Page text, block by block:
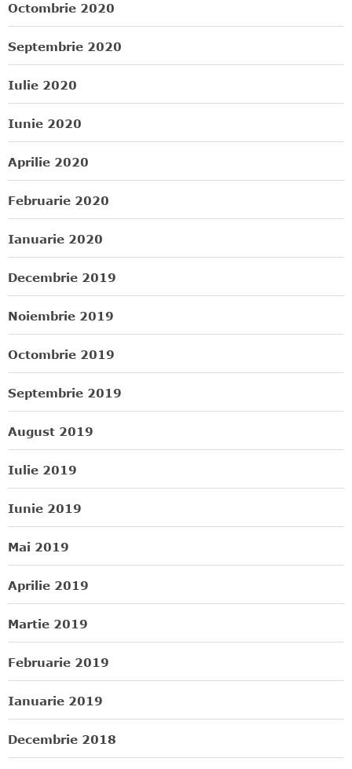
Octombrie 2020
Septembrie 2020
Iulie 2020
Iunie 2020
Aprilie 2020
Februarie 2020
Ianuarie 2020
Decembrie 2019
Noiembrie 2019
Octombrie 2019
Septembrie 2019
August 2019
Iulie 2019
Iunie 2019
Mai 2019
Aprilie 2019
Martie 2019
Februarie 2019
Ianuarie 2019
Decembrie 2018